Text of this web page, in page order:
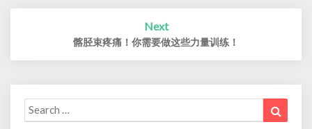
Next
髂胫束疼痛！你需要做这些力量训练！
Search
for: